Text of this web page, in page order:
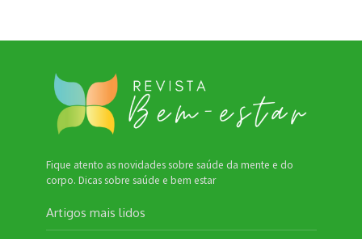
Fique atento as novidades sobre saúde da mente e do
corpo. Dicas sobre saúde e bem estar
Artigos mais lidos